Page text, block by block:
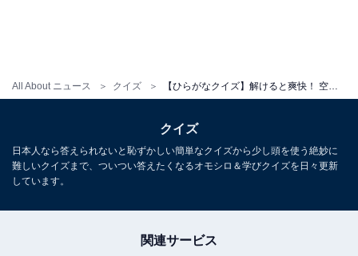
All About ニュース クイズ
クイズ
日本人なら答えられないと恥ずかしい簡単なクイズから少し頭を使う絶妙に
難しいクイズまで、ついつい答えたくなるオモシロ＆学びクイズを日々更新
しています。
関連サービス